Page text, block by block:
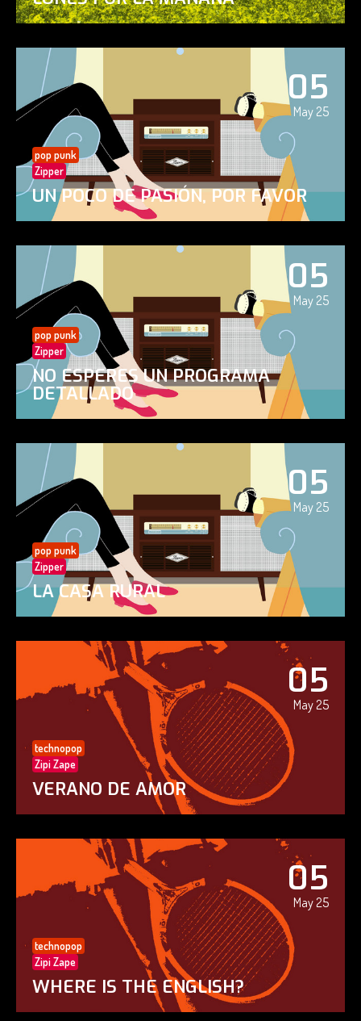
05
May 25
pop punk
Zipper
UN POCO DE PASIÓN, POR FAVOR
05
May 25
pop punk
Zipper
NO ESPERES UN PROGRAMA
DETALLADO
05
May 25
pop punk
Zipper
LA CASA RURAL
05
May 25
technopop
Zipi Zape
VERANO DE AMOR
05
May 25
technopop
Zipi Zape
WHERE IS THE ENGLISH?